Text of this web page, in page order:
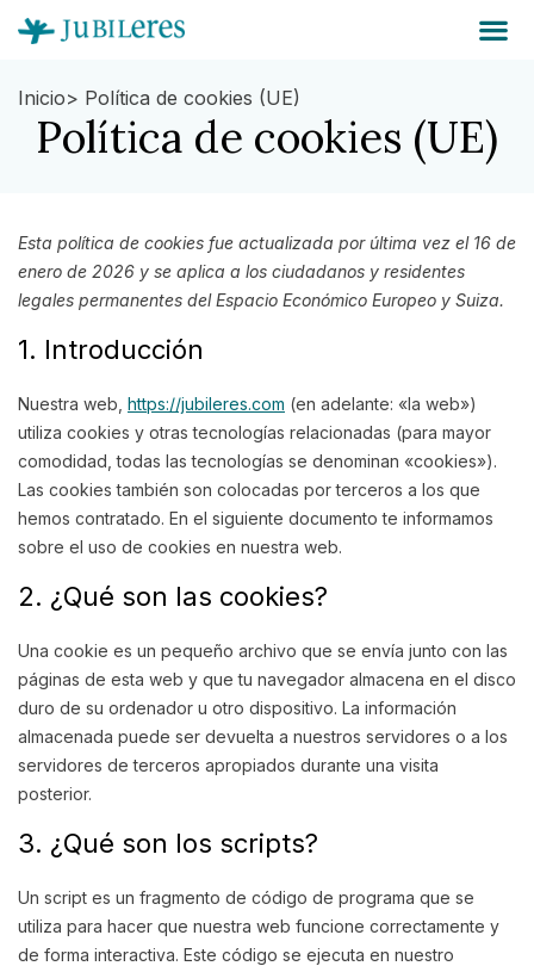
Inicio> Política de cookies (UE)
Política de cookies (UE)
Esta política de cookies fue actualizada por última vez el 16 de
enero de 2026 y se aplica a los ciudadanos y residentes
legales permanentes del Espacio Económico Europeo y Suiza.
1. Introducción
Nuestra web, https://jubileres.com (en adelante: «la web»)
utiliza cookies y otras tecnologías relacionadas (para mayor
comodidad, todas las tecnologías se denominan «cookies»).
Las cookies también son colocadas por terceros a los que
hemos contratado. En el siguiente documento te informamos
sobre el uso de cookies en nuestra web.
2. ¿Qué son las cookies?
Una cookie es un pequeño archivo que se envía junto con las
páginas de esta web y que tu navegador almacena en el disco
duro de su ordenador u otro dispositivo. La información
almacenada puede ser devuelta a nuestros servidores o a los
servidores de terceros apropiados durante una visita
posterior.
3. ¿Qué son los scripts?
Un script es un fragmento de código de programa que se
utiliza para hacer que nuestra web funcione correctamente y
de forma interactiva. Este código se ejecuta en nuestro